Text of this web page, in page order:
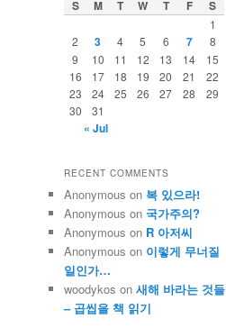
h
S M T W T F S
1
2
3 4 5 6 7
8
9
10 11 12 13 14
15
16
17 18 19 20 21
22
23
24 25 26 27 28
29
30
31
« Jul
RECENT COMMENTS
Anonymous on 복 있으라!
Anonymous on 국가주의?
Anonymous on R 아저씨
Anonymous on 이렇게 무너질
일인가…
woodykos on 새해 바라는 것들
– 곱씹을 책 읽기